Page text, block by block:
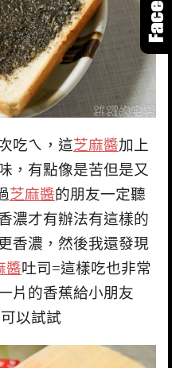
吃ㄟ，這芝麻醬加上
，有點像是苦但是又
芝麻醬的朋友一定聽
濃才有辦法有這樣的
香濃，然後我還發現
醬吐司=這樣吃也非常
片的香蕉給小朋友
以試試